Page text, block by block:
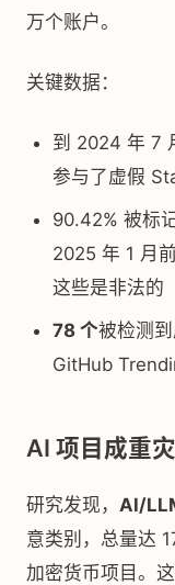
万个账户。
关键数据：
到 2024 年 7
参与了虚假
90.42% 被标
2025 年 1 月
这些是非法的
78 个被检测
GitHub
AI 项目成重
研究发现， AI/
意类别，总量达
加密货币项目。